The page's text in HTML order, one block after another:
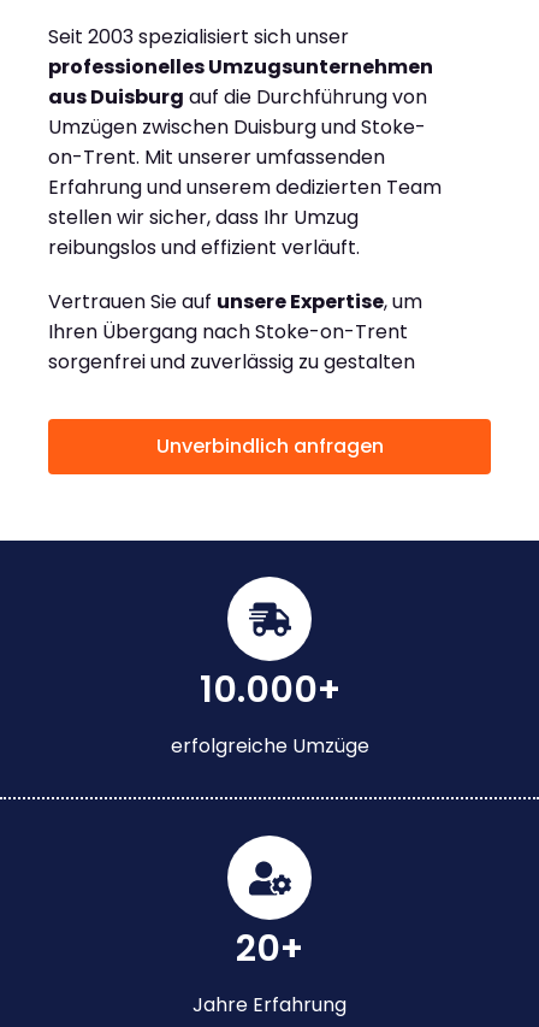
Seit 2003 spezialisiert sich unser
professionelles Umzugsunternehmen
aus Duisburg auf die Durchführung von
Umzügen zwischen Duisburg und Stoke-
on-Trent. Mit unserer umfassenden
Erfahrung und unserem dedizierten Team
stellen wir sicher, dass Ihr Umzug
reibungslos und effizient verläuft.
Vertrauen Sie auf unsere Expertise, um
Ihren Übergang nach Stoke-on-Trent
sorgenfrei und zuverlässig zu gestalten
Unverbindlich anfragen
10.000+
erfolgreiche Umzüge
20+
Jahre Erfahrung